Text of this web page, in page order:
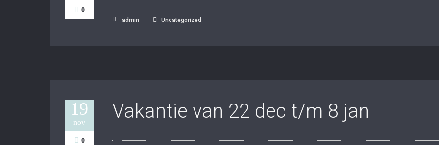
0
admin Uncategorized
19
nov
0
Vakantie van 22 dec t/m 8 jan